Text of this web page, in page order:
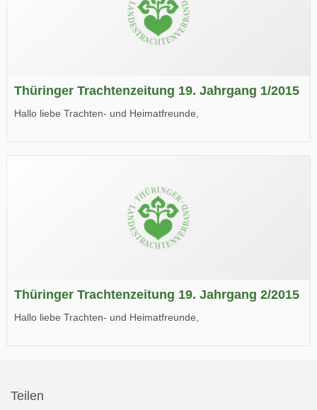
Thüringer Trachtenzeitung 19. Jahrgang 1/2015
Hallo liebe Trachten- und Heimatfreunde,
Wir wünschen Euch viel Spaß beim Lesen.
Thüringer Trachtenzeitung 19. Jahrgang 2/2015
Hallo liebe Trachten- und Heimatfreunde,
Teilen